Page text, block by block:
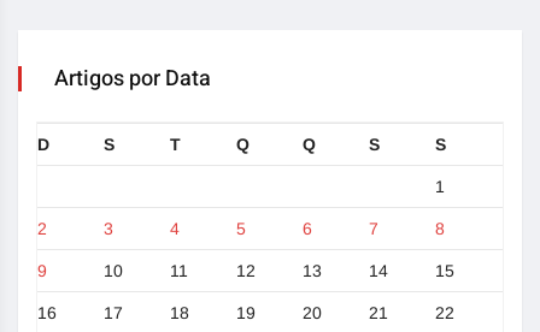
Artigos por Data
D S T Q Q S S
1
2 3 4 5 6 7 8
9 10 11 12 13 14 15
16 17 18 19 20 21 22